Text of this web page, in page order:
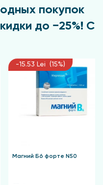
городах страны:
и другие города
покупок
до −25%! С
-15.53 Lei (15%)
Магний Б6 форте N50